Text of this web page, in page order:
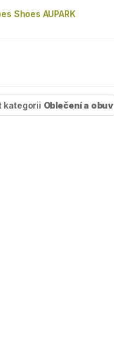
Shoes AUPARK
kategorii Oblečení a obuv